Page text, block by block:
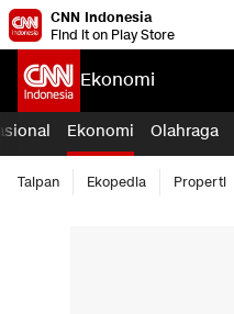
CNN Indonesia
Find it on Play Store
Ekonomi
Ekonomi Olahraga
Taipan Ekopedia Properti